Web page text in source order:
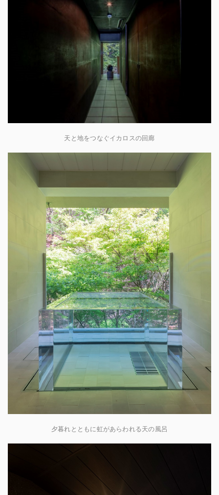
天と地をつなぐイカロスの回廊
夕暮れとともに虹があらわれる天の風呂